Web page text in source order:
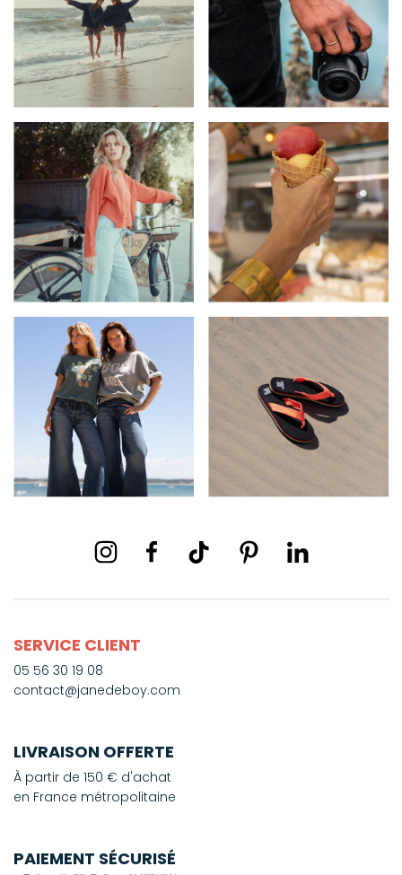
SERVICE CLIENT
05 56 30 19 08
contact@janedeboy.com
LIVRAISON OFFERTE
À partir de 150 € d'achat
en France métropolitaine
PAIEMENT SÉCURISÉ